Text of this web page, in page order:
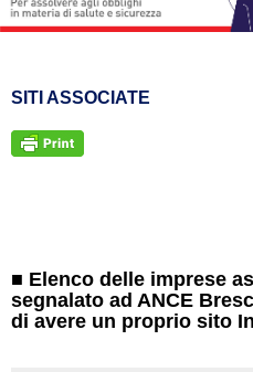
SITI ASSOCIATE
■ Elenco delle imprese
segnalato ad ANCE
di avere un proprio sito